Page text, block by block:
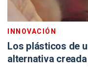
INNOVACIÓN
Los plásticos de
alternativa